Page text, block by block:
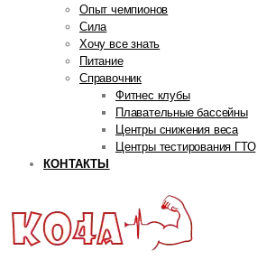
Опыт чемпионов
Сила
Хочу все знать
Питание
Справочник
Фитнес клубы
Плавательные бассейны
Центры снижения веса
Центры тестирования ГТО
КОНТАКТЫ